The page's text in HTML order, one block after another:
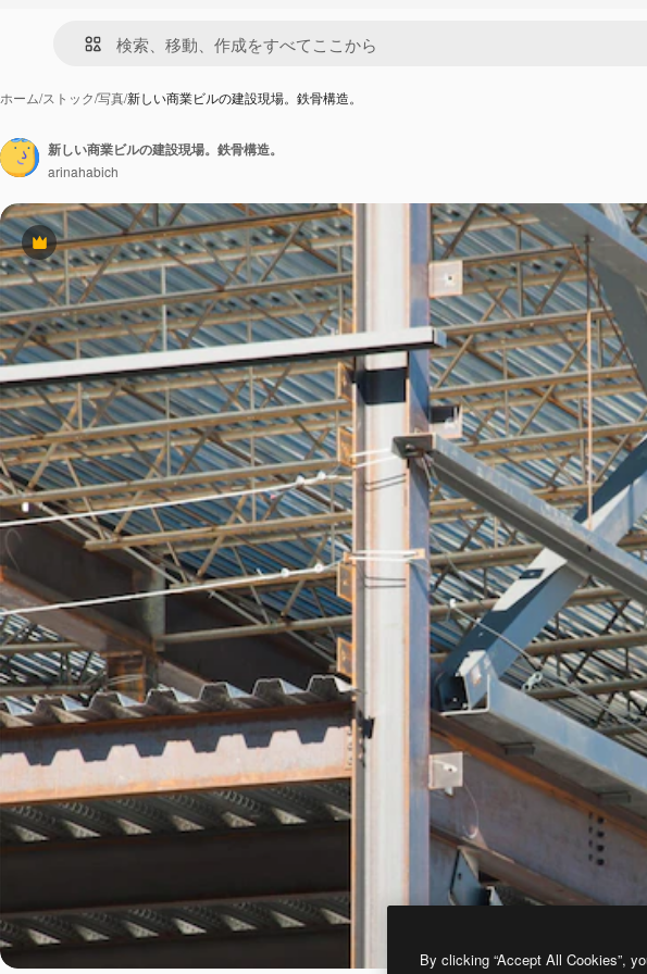
ホーム/ストック/写真/新しい商業ビルの建設現場。鉄骨構造。
Premium
新しい商業ビルの建設現場。鉄骨構造。
arinahabich
By clicking “Accept All Cookies”,